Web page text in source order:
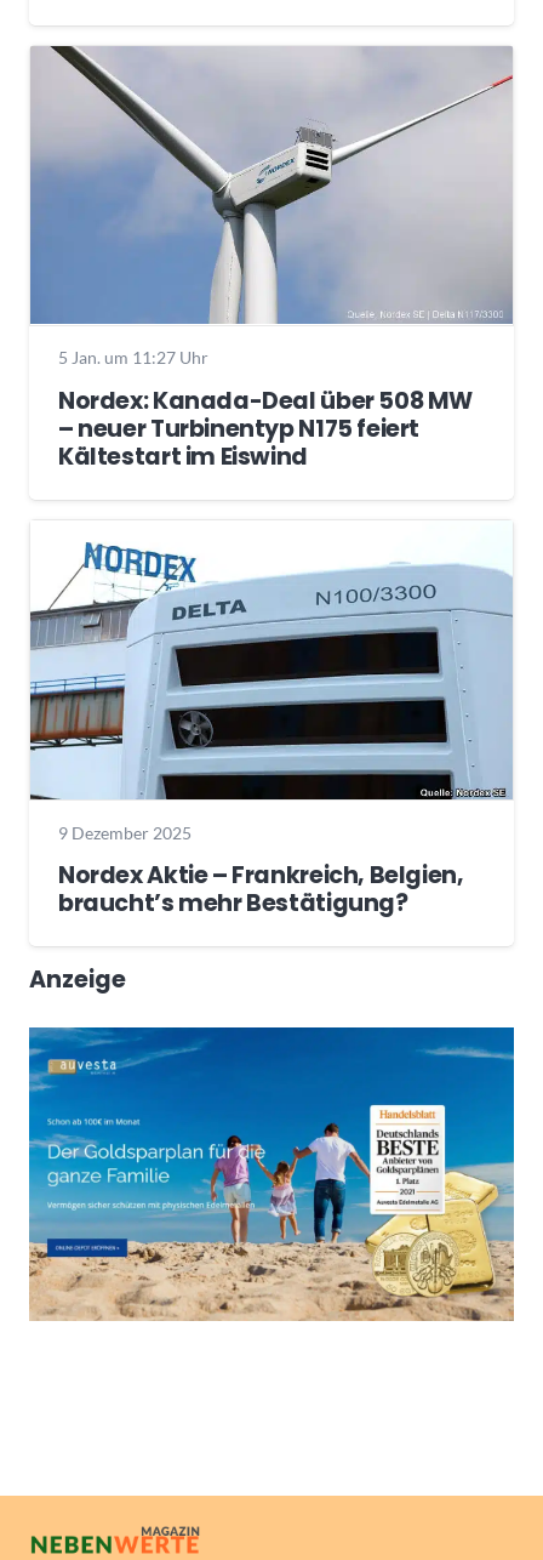
5 Jan. um 11:27 Uhr
Nordex: Kanada-Deal über 508 MW
– neuer Turbinentyp N175 feiert
Kältestart im Eiswind
9 Dezember 2025
Nordex Aktie – Frankreich, Belgien,
braucht’s mehr Bestätigung?
Anzeige